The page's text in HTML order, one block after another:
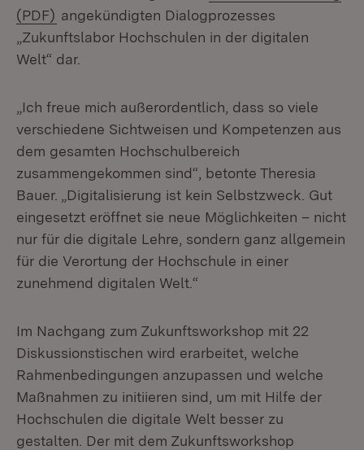
(PDF) (Öffnet in neuem Fenster)
angekündigten Dialogprozesses
„Zukunftslabor Hochschulen in der digitalen
Welt“ dar.
„Ich freue mich außerordentlich, dass so viele
verschiedene Sichtweisen und Kompetenzen aus
dem gesamten Hochschulbereich
zusammengekommen sind“, betonte Theresia
Bauer. „Digitalisierung ist kein Selbstzweck. Gut
eingesetzt eröffnet sie neue Möglichkeiten – nicht
nur für die digitale Lehre, sondern ganz allgemein
für die Verortung der Hochschule in einer
zunehmend digitalen Welt.“
Im Nachgang zum Zukunftsworkshop mit 22
Diskussionstischen wird erarbeitet, welche
Rahmenbedingungen anzupassen und welche
Maßnahmen zu initiieren sind, um mit Hilfe der
Hochschulen die digitale Welt besser zu
gestalten. Der mit dem Zukunftsworkshop